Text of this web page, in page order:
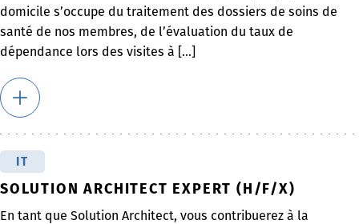
domicile s’occupe du traitement des dossiers de soins de
santé de nos membres, de l’évaluation du taux de
dépendance lors des visites à [...]
IT
SOLUTION ARCHITECT EXPERT (H/F/X)
En tant que Solution Architect, vous contribuerez à la